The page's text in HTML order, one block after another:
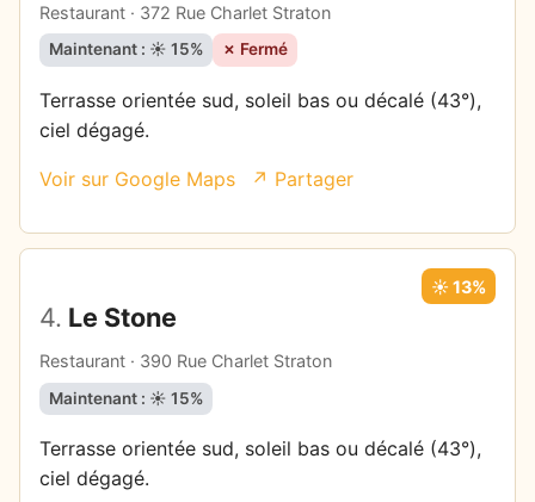
Restaurant · 372 Rue Charlet Straton
Maintenant : ☀️ 15% ✗ Fermé
Terrasse orientée sud, soleil bas ou décalé (43°),
ciel dégagé.
Voir sur Google Maps ↗ Partager
4. Le Stone
Restaurant · 390 Rue Charlet Straton
☀️ 13%
Maintenant : ☀️ 15%
Terrasse orientée sud, soleil bas ou décalé (43°),
ciel dégagé.